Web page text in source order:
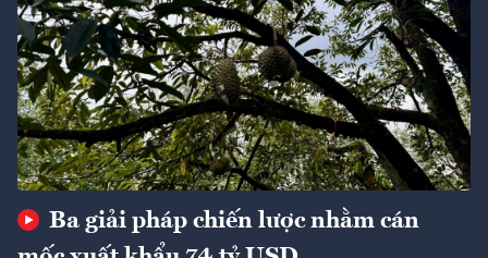
Ba giải pháp chiến lược nhằm cán